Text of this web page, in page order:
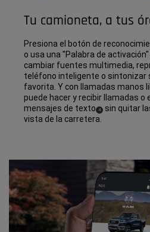
Tu camioneta, a tus
Presiona el botón de
o usa una "Palabra de
cambiar fuentes multimedia,
teléfono inteligente o sintonizar
favorita. Y con llamadas manos
puede hacer y recibir llamadas o
mensajes de texto (
Disclosure
4)
sin quitar
vista de la carretera.